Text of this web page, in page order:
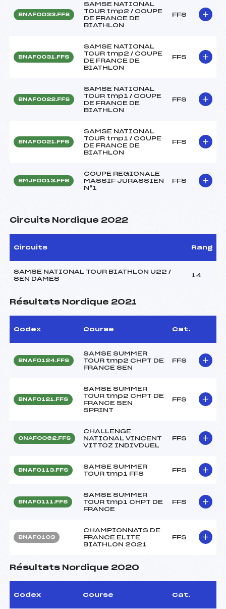
BNAF0033.FFS
SAMSE NATIONAL
TOUR tmp2 / COUPE
DE FRANCE DE
BIATHLON
FFS
BNAF0031.FFS
SAMSE NATIONAL
TOUR tmp2 / COUPE
DE FRANCE DE
BIATHLON
FFS
BNAF0022.FFS
SAMSE NATIONAL
TOUR tmp1 / COUPE
DE FRANCE DE
BIATHLON
FFS
BNAF0021.FFS
SAMSE NATIONAL
TOUR tmp1 / COUPE
DE FRANCE DE
BIATHLON
FFS
BMJF0013.FFS
COUPE REGIONALE
MASSIF JURASSIEN
N°1
FFS
Circuits Nordique 2022
Circuits Rang
SAMSE NATIONAL TOUR BIATHLON U22 /
SEN DAMES
14
Résultats Nordique 2021
Codex Course Cat.
BNAF0124.FFS
SAMSE SUMMER
TOUR tmp2 CHPT DE
FRANCE SEN
FFS
BNAF0121.FFS
SAMSE SUMMER
TOUR tmp2 CHPT DE
FRANCE SEN
SPRINT
FFS
ONAF0062.FFS
CHALLENGE
NATIONAL VINCENT
VITTOZ INDIVDUEL
FFS
BNAF0113.FFS
SAMSE SUMMER
TOUR tmp1 FFS
FFS
BNAF0111.FFS
SAMSE SUMMER
TOUR tmp1 CHPT DE
FRANCE
FFS
BNAF0103
CHAMPIONNATS DE
FRANCE ELITE
BIATHLON 2021
FFS
Résultats Nordique 2020
Codex Course Cat.